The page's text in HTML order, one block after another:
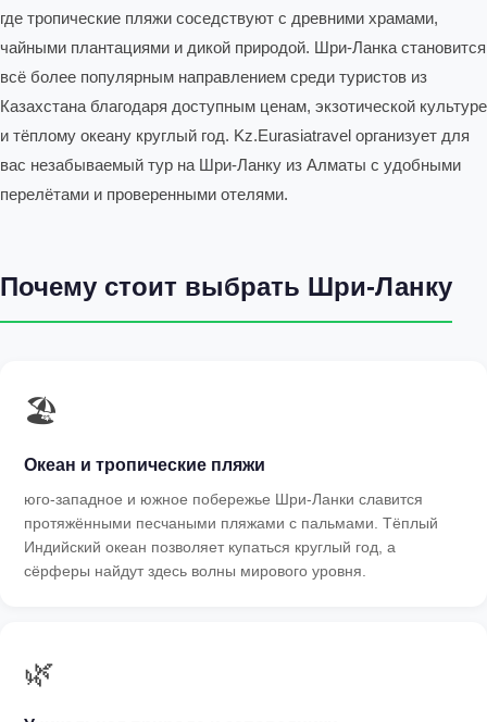
где тропические пляжи соседствуют с древними храмами,
чайными плантациями и дикой природой. Шри-Ланка становится
всё более популярным направлением среди туристов из
Казахстана благодаря доступным ценам, экзотической культуре
и тёплому океану круглый год. Kz.Eurasiatravel организует для
вас незабываемый тур на Шри-Ланку из Алматы с удобными
перелётами и проверенными отелями.
Почему стоит выбрать Шри-Ланку
🏖
Океан и тропические пляжи
юго-западное и южное побережье Шри-Ланки славится
протяжёнными песчаными пляжами с пальмами. Тёплый
Индийский океан позволяет купаться круглый год, а
сёрферы найдут здесь волны мирового уровня.
🌿